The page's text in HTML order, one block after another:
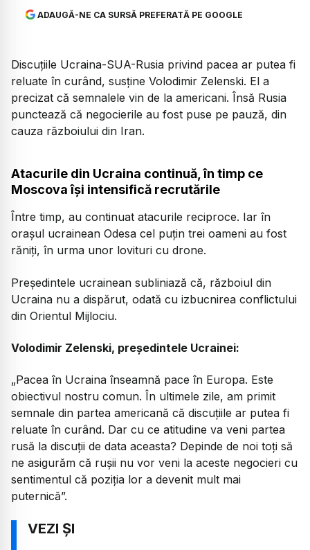
ADAUGĂ-NE CA SURSĂ PREFERATĂ PE GOOGLE
Discuțiile Ucraina-SUA-Rusia privind pacea ar putea fi
reluate în curând, susține Volodimir Zelenski. El a
precizat că semnalele vin de la americani. Însă Rusia
punctează că negocierile au fost puse pe pauză, din
cauza războiului din Iran.
Atacurile din Ucraina continuă, în timp ce
Moscova își intensifică recrutările
Între timp, au continuat atacurile reciproce. Iar în
orașul ucrainean Odesa cel puțin trei oameni au fost
răniți, în urma unor lovituri cu drone.
Președintele ucrainean subliniază că, războiul din
Ucraina nu a dispărut, odată cu izbucnirea conflictului
din Orientul Mijlociu.
Volodimir Zelenski, președintele Ucrainei:
„Pacea în Ucraina înseamnă pace în Europa. Este
obiectivul nostru comun. În ultimele zile, am primit
semnale din partea americană că discuțiile ar putea fi
reluate în curând. Dar cu ce atitudine va veni partea
rusă la discuții de data aceasta? Depinde de noi toți să
ne asigurăm că rușii nu vor veni la aceste negocieri cu
sentimentul că poziția lor a devenit mult mai
puternică”.